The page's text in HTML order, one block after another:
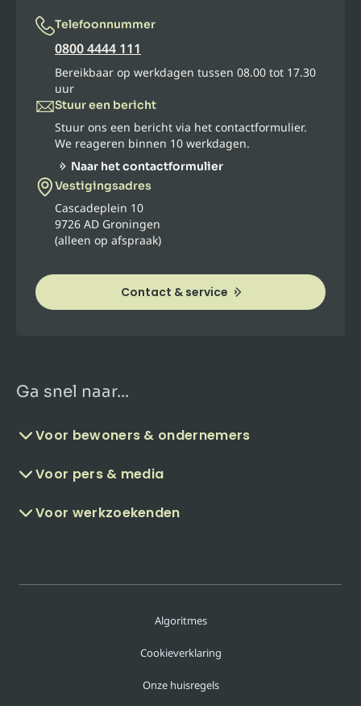
Telefoonnummer
0800 4444 111
Bereikbaar op werkdagen tussen 08.00 tot 17.30
uur
Stuur een bericht
Stuur ons een bericht via het contactformulier.
We reageren binnen 10 werkdagen.
Naar het contactformulier
Vestigingsadres
Cascadeplein 10
9726 AD Groningen
(alleen op afspraak)
Contact & service
Ga snel naar...
Voor bewoners & ondernemers
Voor pers & media
Voor werkzoekenden
Algoritmes
Cookieverklaring
Onze huisregels